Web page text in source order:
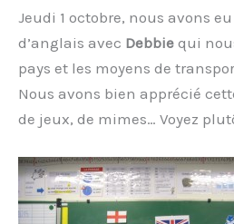
Jeudi 1 octobre, nous avons
d’anglais avec Debbie qui
pays et les moyens de
Nous avons bien apprécié
de jeux, de mimes… Voyez